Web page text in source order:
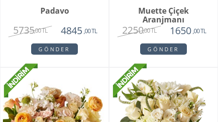
Padavo
5735,00 TL 4845 ,00 TL
GÖNDER
Muette Çiçek
Aranjmanı
2250,00 TL 1650 ,00 TL
GÖNDER